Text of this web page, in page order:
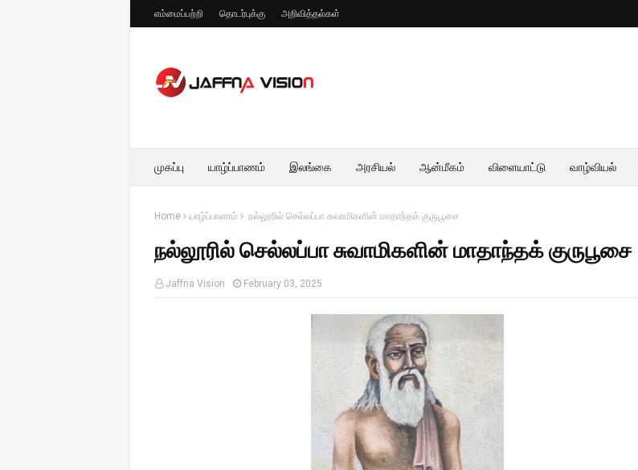
எம்மைப்பற்றி தொடர்புக்கு அறிவித்தல்கள்
முகப்பு யாழ்ப்பாணம் இலங்கை அரசியல் ஆன்மீகம் விளையாட்டு வாழ்வியல்
Home யாழ்ப்பாணம் நல்லூரில் செல்லப்பா சுவாமிகளின் மாதாந்தக் குருபூசை
நல்லூரில் செல்லப்பா சுவாமிகளின் மாதாந்தக் குருபூசை
Jaffna Vision February 03, 2025